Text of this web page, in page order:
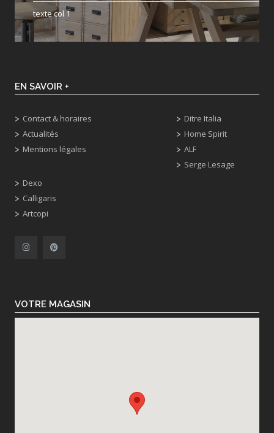
texte col 1
EN SAVOIR +
Contact & horaires
Actualités
Mentions légales
Dexo
Calligaris
Artcopi
Ditre Italia
Home Spirit
ALF
Serge Lesage
VOTRE MAGASIN